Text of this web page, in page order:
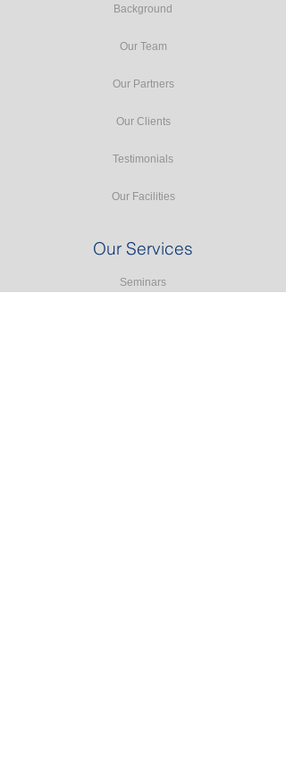
Background
Our Team
Our Partners
Our Clients
Testimonials
Our Facilities
Our Services
Seminars